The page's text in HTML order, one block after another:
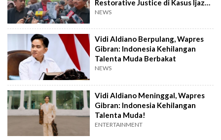
Restorative Justice di Kasus Ijazah
Jokowi
NEWS
Vidi Aldiano Berpulang, Wapres
Gibran: Indonesia Kehilangan
Talenta Muda Berbakat
NEWS
Vidi Aldiano Meninggal, Wapres
Gibran: Indonesia Kehilangan
Talenta Muda!
ENTERTAINMENT